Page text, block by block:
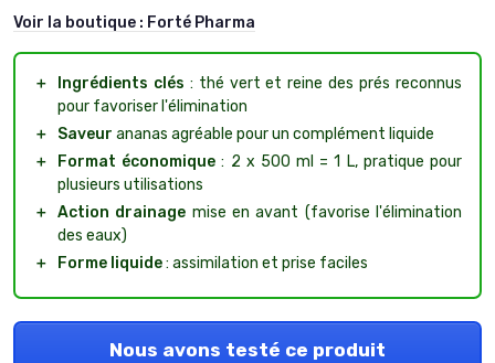
Voir la boutique : Forté Pharma
＋ Ingrédients clés : thé vert et reine des prés reconnus
pour favoriser l'élimination
＋
Saveur ananas agréable pour un complément liquide
＋
Format économique : 2 x 500 ml = 1 L, pratique pour
plusieurs utilisations
＋ Action drainage mise en avant (favorise l'élimination
des eaux)
＋
Forme liquide: assimilation et prise faciles
Nous avons testé ce produit